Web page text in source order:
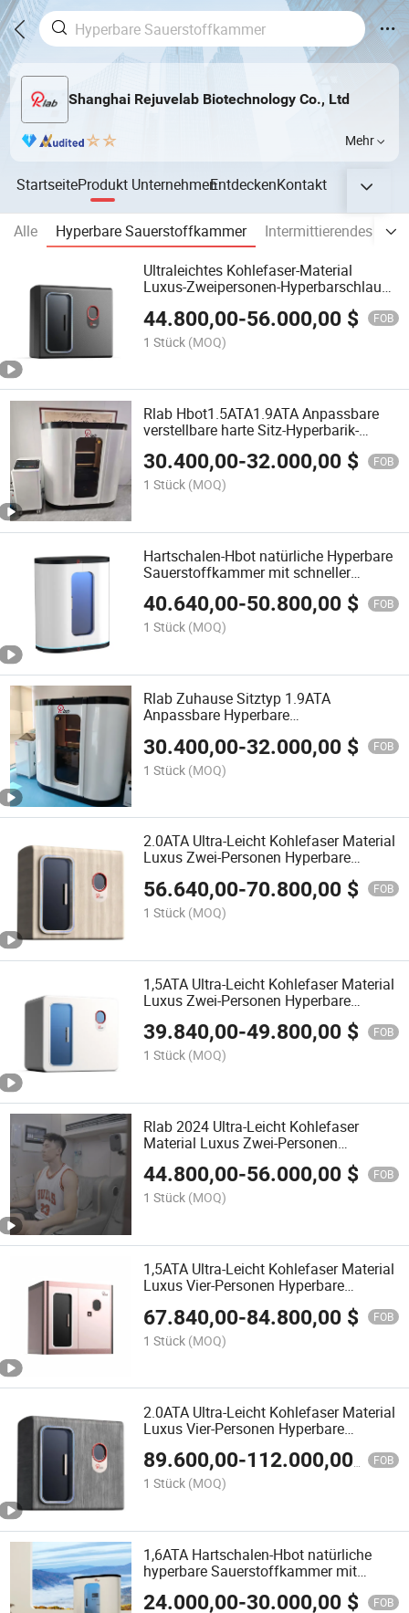
Shanghai Rejuvelab Biotechnology Co., Ltd
Mehr
StartseiteProdukt UnternehmenEntdeckenKontakt
Alle Hyperbare Sauerstoffkammer
Intermittierendes
Ultraleichtes Kohlefaser-Material
Luxus-Zweipersonen-Hyperbarschlauch
44.800,00-56.000,00 $ FOB
1 Stück (MOQ)
Rlab Hbot1.5ATA1.9ATA Anpassbare
verstellbare harte Sitz-Hyperbarik-
30.400,00-32.000,00 $ FOB
1 Stück (MOQ)
Hartschalen-Hbot natürliche Hyperbare
Sauerstoffkammer mit schneller
40.640,00-50.800,00 $ FOB
1 Stück (MOQ)
Rlab Zuhause Sitztyp 1.9ATA
Anpassbare Hyperbare
30.400,00-32.000,00 $ FOB
1 Stück (MOQ)
2.0ATA Ultra-Leicht Kohlefaser Material
Luxus Zwei-Personen Hyperbare
56.640,00-70.800,00 $ FOB
1 Stück (MOQ)
1,5ATA Ultra-Leicht Kohlefaser Material
Luxus Zwei-Personen Hyperbare
39.840,00-49.800,00 $ FOB
1 Stück (MOQ)
Rlab 2024 Ultra-Leicht Kohlefaser
Material Luxus Zwei-Personen
44.800,00-56.000,00 $ FOB
1 Stück (MOQ)
1,5ATA Ultra-Leicht Kohlefaser Material
Luxus Vier-Personen Hyperbare
67.840,00-84.800,00 $ FOB
1 Stück (MOQ)
2.0ATA Ultra-Leicht Kohlefaser Material
Luxus Vier-Personen Hyperbare
89.600,00-112.000,00$ FOB
1 Stück (MOQ)
1,6ATA Hartschalen-Hbot natürliche
hyperbare Sauerstoffkammer mit
schneller Erholung nach dem Training
24.000,00-30.000,00 $ FOB